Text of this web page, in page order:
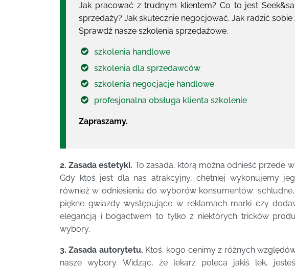
Jak pracować z trudnym klientem? Co to jest
sprzedaży? Jak skutecznie negocjować. Jak radzić
Sprawdź nasze szkolenia sprzedażowe.
szkolenia handlowe
szkolenia dla sprzedawców
szkolenia negocjacje handlowe
profesjonalna obsługa klienta szkolenie
Zapraszamy.
2. Zasada estetyki. To zasada, którą można odnieść przede
Gdy ktoś jest dla nas atrakcyjny, chętniej wykonujemy
również w odniesieniu do wyborów konsumentów:
piękne gwiazdy występujące w reklamach marki czy
elegancją i bogactwem to tylko z niektórych tricków
wybory.
3. Zasada autorytetu. Ktoś, kogo cenimy z różnych
nasze wybory. Widząc, że lekarz poleca jakiś lek,